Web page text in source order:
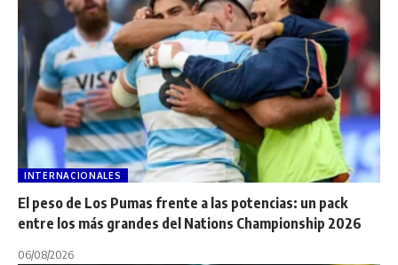
INTERNACIONALES
El peso de Los Pumas frente a las potencias: un pack
entre los más grandes del Nations Championship 2026
06/08/2026